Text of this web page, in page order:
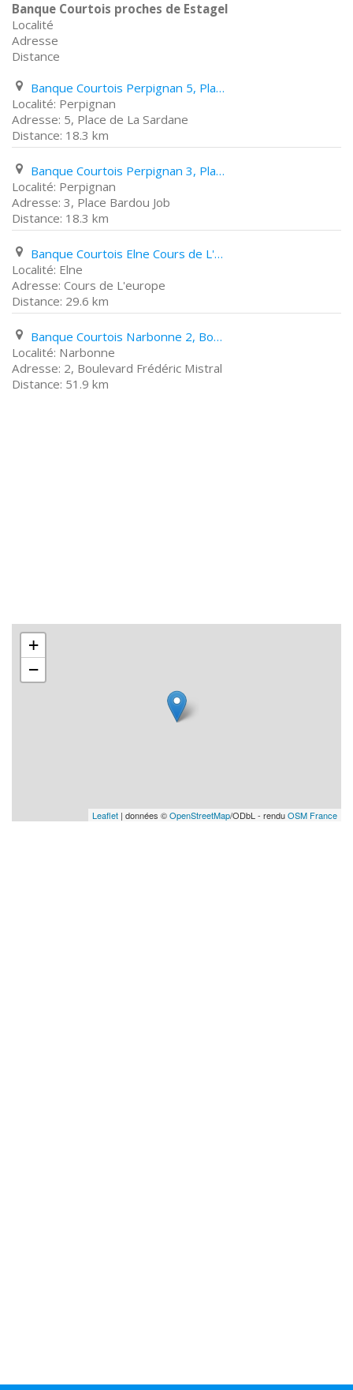
Banque Courtois proches de Estagel
Localité
Adresse
Distance
Banque Courtois Perpignan 5, Place de La Sardane
Perpignan
5, Place de La Sardane
18.3 km
Banque Courtois Perpignan 3, Place Bardou Job
Perpignan
3, Place Bardou Job
18.3 km
Banque Courtois Elne Cours de L'europe
Elne
Cours de L'europe
29.6 km
Banque Courtois Narbonne 2, Boulevard Frédéric Mistral
Narbonne
2, Boulevard Frédéric Mistral
51.9 km
+
−
Leaflet | données ©OpenStreetMap/ODbL - renduOSM France